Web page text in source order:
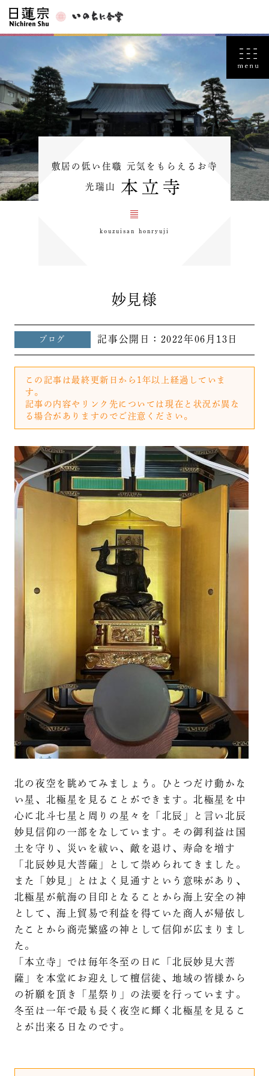
敷居の低い住職 元気をもらえるお寺
光瑞山 本立寺
kouzuisan honryuji
妙見様
ブログ 記事公開日： 2022年06月13日
この記事は最終更新日から1年以上経過していま
す。
記事の内容やリンク先については現在と状況が異な
る場合がありますのでご注意ください。
北の夜空を眺めてみましょう。ひとつだけ動かな
い星、北極星を見ることができます。北極星を中
心に北斗七星と周りの星々を「北辰」と言い北辰
妙見信仰の一部をなしています。その御利益は国
土を守り、災いを祓い、敵を退け、寿命を増す
「北辰妙見大菩薩」として崇められてきました。
また「妙見」とはよく見通すという意味があり、
北極星が航海の目印となることから海上安全の神
として、海上貿易で利益を得ていた商人が帰依し
たことから商売繁盛の神として信仰が広まりまし
た。
「本立寺」では毎年冬至の日に「北辰妙見大菩
薩」を本堂にお迎えして檀信徒、地域の皆様から
の祈願を頂き「星祭り」の法要を行っています。
冬至は一年で最も長く夜空に輝く北極星を見るこ
とが出来る日なのです。